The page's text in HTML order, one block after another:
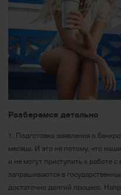
Разберемся детально
1. Подготовка заявления о
месяца. И это не потому, что
и не могут приступить к работе
запрашиваются в
достаточно долгий процесс.